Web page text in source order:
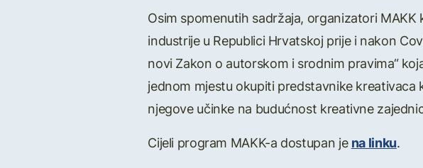
Osim spomenutih sadržaja, organizatori
industrije u Republici Hrvatskoj prije i nakon
novi Zakon o autorskom i srodnim pravima“
jednom mjestu okupiti predstavnike
njegove učinke na budućnost kreativne
Cijeli program MAKK-a dostupan jena linku.